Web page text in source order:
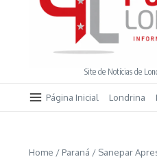
Site de Notícias de
Página Inicial Londrina
Home / Paraná / Sanepar